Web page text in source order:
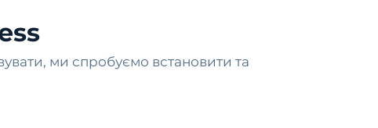
ми спробуємо встановити та